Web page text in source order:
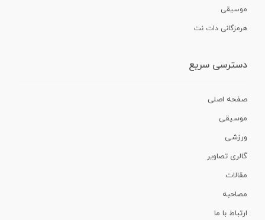
موسیقی
هرمزگانی دات نت
دسترسی سریع
صفحه اصلی
موسیقی
ورزشی
گالری تصاویر
مقالات
مصاحبه
ارتباط با ما